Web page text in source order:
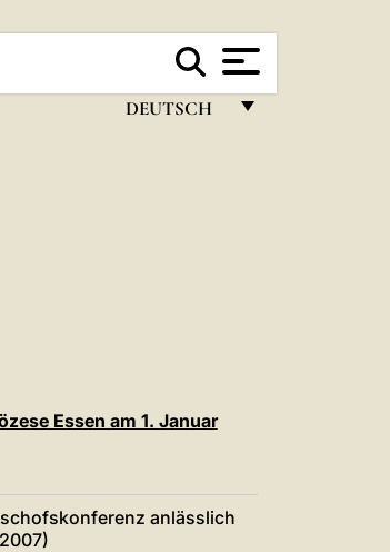
DEUTSCH
POLSKI
中文
Essen am 1. Januar
anlässlich